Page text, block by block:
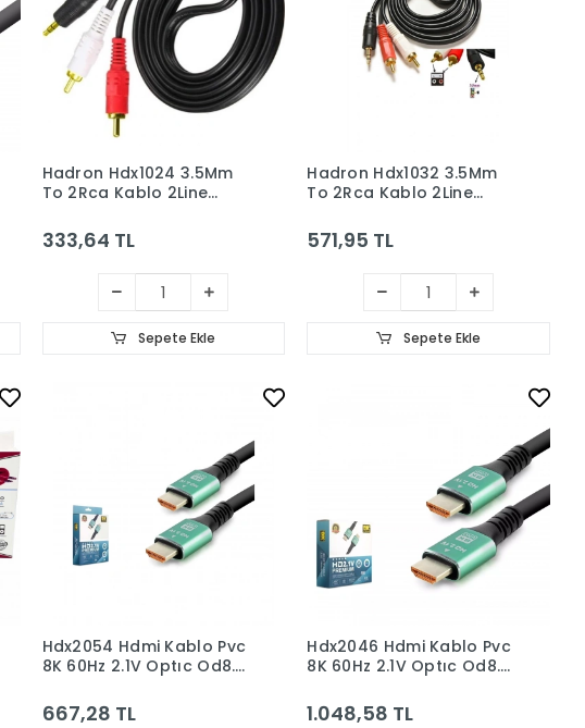
Hadron Hdx1024 3.5Mm
To 2Rca Kablo 2Line
333,64 TL
Sepete Ekle
Hadron Hdx1032 3.5Mm
To 2Rca Kablo 2Line
571,95 TL
Sepete Ekle
Hdx2054 Hdmi Kablo Pvc
8K 60Hz 2.1V Optıc Od8.0
667,28 TL
Hdx2046 Hdmi Kablo Pvc
8K 60Hz 2.1V Optıc Od8.0
1.048,58 TL